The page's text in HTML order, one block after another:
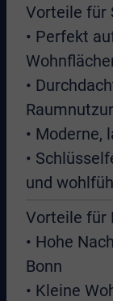
Vorteile für
• Perfekt
•
• Moderne,
•
und
Vorteile für
• Hohe
Bonn
• Kleine